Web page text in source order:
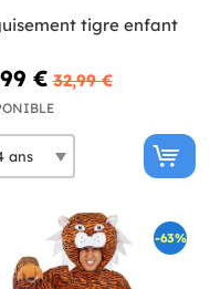
tigre enfant
€ 32,99 €
-63%